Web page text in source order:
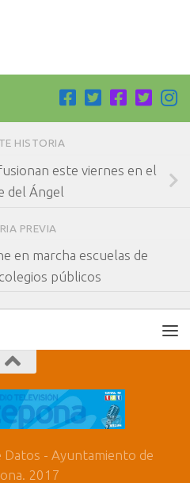
HISTORIA
este viernes en el
del Ángel
PREVIA
en marcha escuelas de
públicos
Datos - Ayuntamiento de
2017